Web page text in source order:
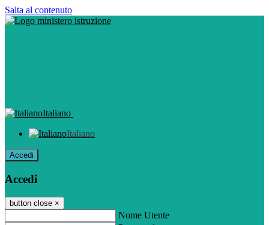
Salta al contenuto
Italiano
Italiano
Accedi
Accedi
button close ×
Nome Utente